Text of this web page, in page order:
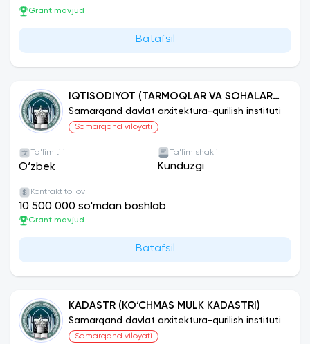
Grant mavjud
Batafsil
IQTISODIYOT (TARMOQLAR VA SOHALAR
BO‘YICHA)
Samarqand davlat arxitektura-qurilish instituti
Samarqand viloyati
Ta'lim tili
O‘zbek
Ta'lim shakli
Kunduzgi
Kontrakt to'lovi
10 500 000 so'mdan boshlab
Grant mavjud
Batafsil
KADASTR (KO‘CHMAS MULK KADASTRI)
Samarqand davlat arxitektura-qurilish instituti
Samarqand viloyati